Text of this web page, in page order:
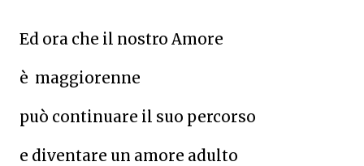
Ed ora che il nostro Amore
è maggiorenne
può continuare il suo percorso
e diventare un amore adulto